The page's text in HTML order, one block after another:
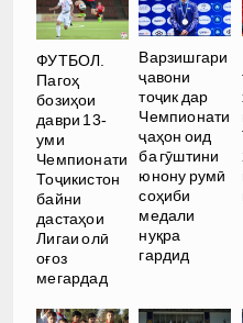
ФУТБОЛ.
Пагоҳ
бозиҳои
даври 13-
уми
Чемпионати
Тоҷикистон
байни
дастаҳои
Лигаи олӣ
оғоз
мегардад
Варзишгари
ҷавони
тоҷик дар
Чемпионати
ҷаҳон оид
ба гӯштини
юнону румӣ
соҳиби
медали
нуқра
гардид